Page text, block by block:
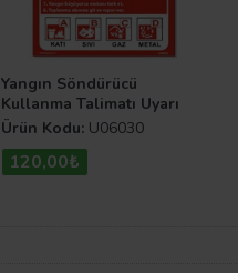
Yangın Söndürücü
Kullanma Talimatı Uyarı
Levhası
Ürün Kodu: U06030
120,00₺